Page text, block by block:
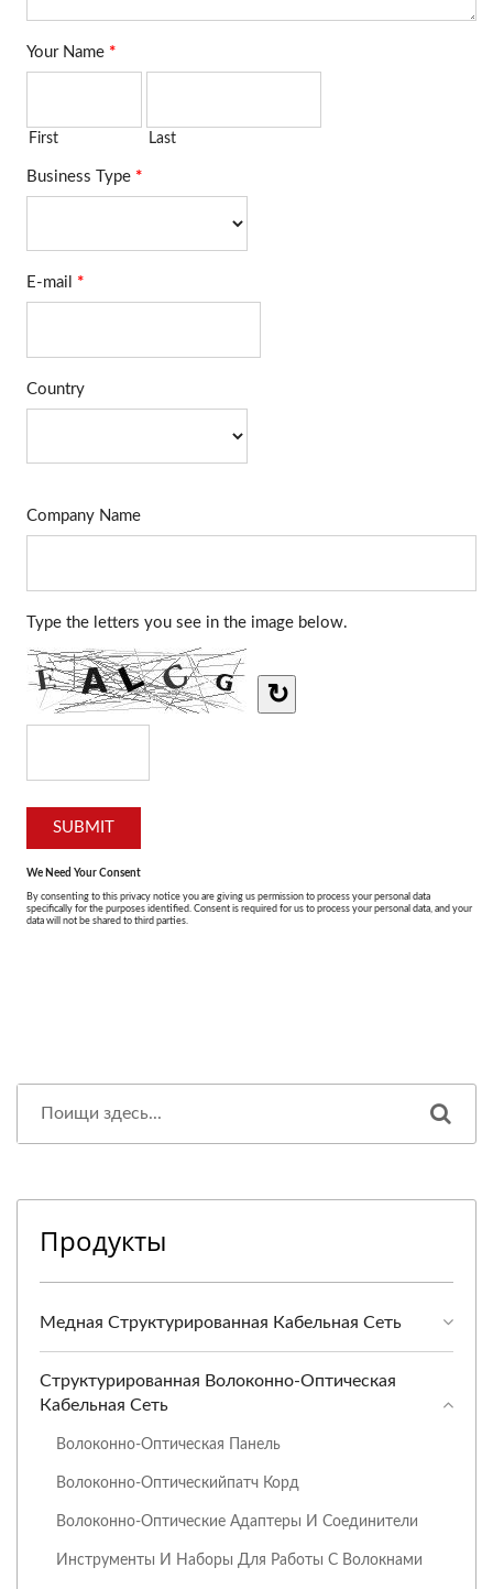
Продукты
Медная Структурированная Кабельная Сеть
Структурированная Волоконно-Оптическая
Кабельная Сеть
Волоконно-Оптическая Панель
Волоконно-Оптическийпатч Корд
Волоконно-Оптические Адаптеры И Соединители
Инструменты И Наборы Для Работы С Волокнами